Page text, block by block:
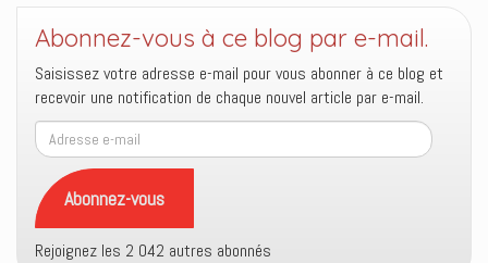
Abonnez-vous à ce blog par e-mail.
Saisissez votre adresse e-mail pour vous abonner à ce blog et
recevoir une notification de chaque nouvel article par e-mail.
Adresse
e-
mail
Abonnez-vous
Rejoignez les 2 042 autres abonnés